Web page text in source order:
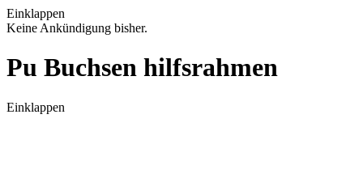
Einklappen
Keine Ankündigung bisher.
Pu Buchsen hilfsrahmen
Einklappen